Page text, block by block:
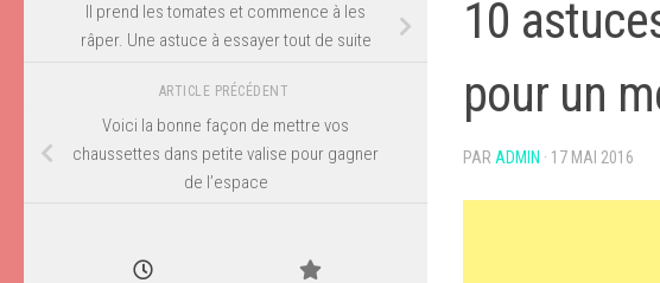
10
pour un
PAR ADMIN · 17 MAI 2016
Il prend les tomates et commence à les
râper. Une astuce à essayer tout de suite
ARTICLE PRÉCÉDENT
Voici la bonne façon de mettre vos
chaussettes dans petite valise pour gagner
de l’espace